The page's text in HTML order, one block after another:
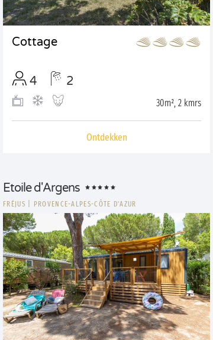
Cottage
4 2
30m², 2 kmrs
Ontdekken
Etoile d'Argens
FRÉJUS PROVENCE-ALPES-CÔTE D'AZUR